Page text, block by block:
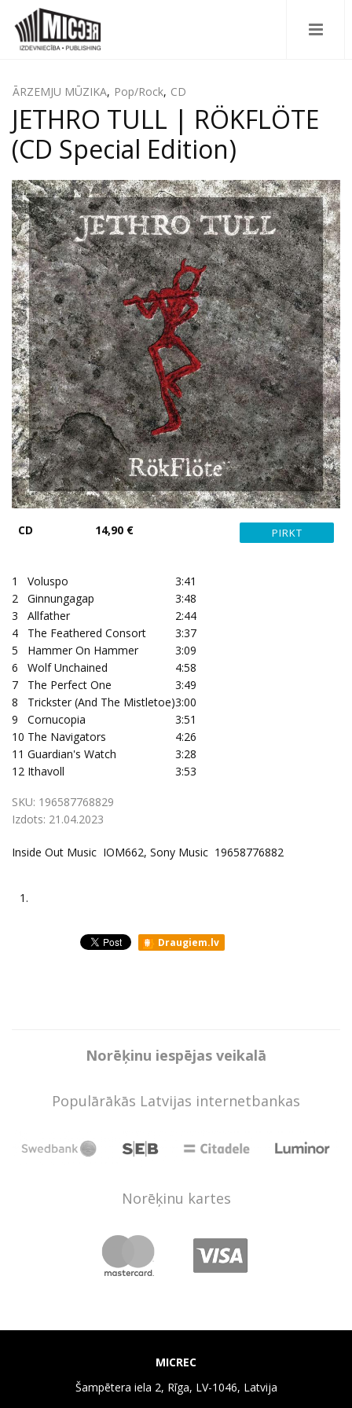
ĀRZEMJU MŪZIKA, Pop/Rock, CD
JETHRO TULL | RÖKFLÖTE
(CD Special Edition)
CD 14,90 €
1 Voluspo
3:41
2
Ginnungagap
3:48
3
Allfather
2:44
4
The Feathered Consort
3:37
5
Hammer On Hammer
3:09
6
Wolf Unchained
4:58
7
The Perfect One
3:49
8
Trickster (And The Mistletoe)3:00
9
Cornucopia
3:51
10 The Navigators
4:26
11 Guardian's Watch
3:28
12 Ithavoll 3:53
SKU: 196587768829
Izdots: 21.04.2023
Inside Out Music ‎ IOM662, Sony Music ‎ 19658776882
1.
Draugiem.lv
Norēķinu iespējas veikalā
Populārākās Latvijas internetbankas
Norēķinu kartes
MICREC
Šampētera iela 2, Rīga, LV-1046, Latvija